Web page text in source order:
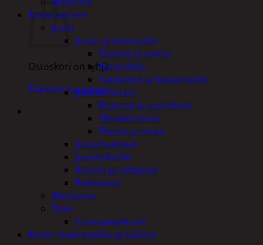
Ostoskori on tyhjä.
Takaisin kauppaan
Kausituotteet
Joulu
Joulu- ja kausivalot
Eläimet ja tontut
Kyntteliköt
Valoketjut ja kuusenvalot
Joulukoristeet
Kranssit ja asetelmat
Oksakoristeet
Tontut ja muut
Joulumakeiset
Joulutekstiilit
Kuuset ja valopuut
Paketointi
Marjastus
Talvi
Lumityövälineet
Kodin elektroniikka ja laitteet